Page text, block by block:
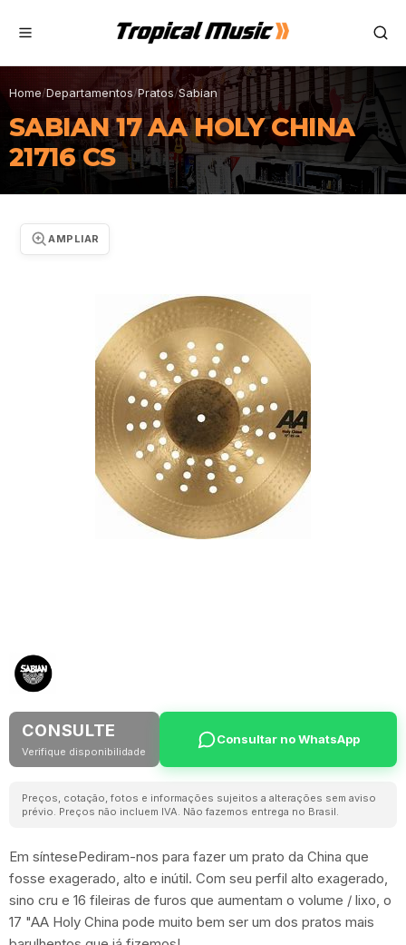
Home/Departamentos/Pratos/Sabian
SABIAN 17 AA HOLY CHINA
21716 CS
AMPLIAR
CONSULTE
Verifique disponibilidade
Consultar no WhatsApp
Preços, cotação, fotos e informações sujeitos a alterações sem aviso
prévio. Preços não incluem IVA. Não fazemos entrega no Brasil.
Em síntesePediram-nos para fazer um prato da China que
fosse exagerado, alto e inútil. Com seu perfil alto exagerado,
sino cru e 16 fileiras de furos que aumentam o volume / lixo, o
17 "AA Holy China pode muito bem ser um dos pratos mais